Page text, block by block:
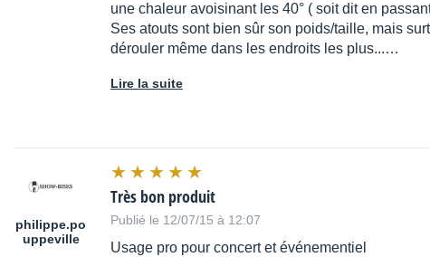
une chaleur avoisinant les 40° ( soit dit en
Ses atouts sont bien sûr son poids/taille, mais
dérouler même dans les endroits les plus...…
Lire la suite
philippe.po
uppeville
Très bon produit
Publié le 12/07/15 à 12:07
Usage pro pour concert et événementiel